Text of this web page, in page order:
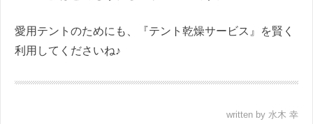
愛用テントのためにも、『テント乾燥サービス』を賢く
利用してくださいね♪
written by 水木 幸